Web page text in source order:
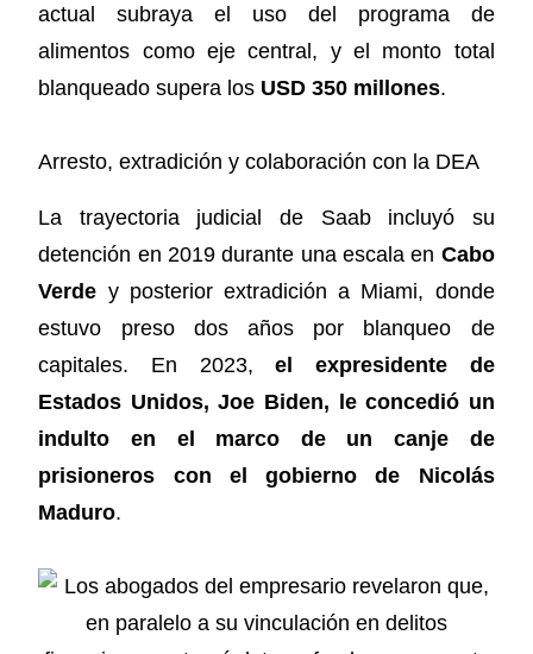
actual subraya el uso del programa de
alimentos como eje central, y el monto total
blanqueado supera los USD 350 millones.
Arresto, extradición y colaboración con la DEA
La trayectoria judicial de Saab incluyó su
detención en 2019 durante una escala en Cabo
Verde y posterior extradición a Miami, donde
estuvo preso dos años por blanqueo de
capitales. En 2023,el expresidente de
Estados Unidos, Joe Biden, le concedió un
indulto en el marco de un canje de
prisioneros con el gobierno de Nicolás
Maduro.